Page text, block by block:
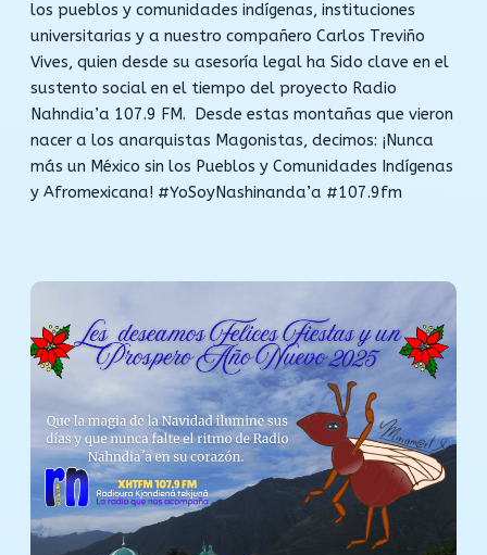
los pueblos y comunidades indígenas, instituciones
universitarias y a nuestro compañero Carlos Treviño
Vives, quien desde su asesoría legal ha Sido clave en el
sustento social en el tiempo del proyecto Radio
Nahndia’a 107.9 FM. Desde estas montañas que vieron
nacer a los anarquistas Magonistas, decimos: ¡Nunca
más un México sin los Pueblos y Comunidades Indígenas
y Afromexicana! #YoSoyNashinanda’a #107.9fm